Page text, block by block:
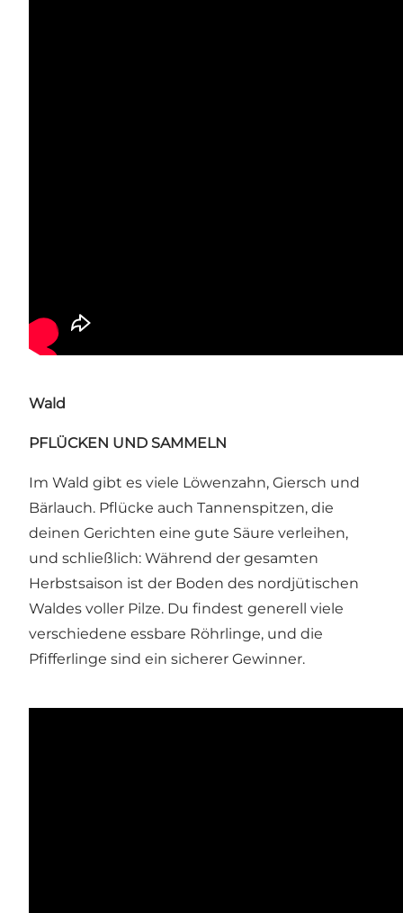
Wald
PFLÜCKEN UND SAMMELN
Im Wald gibt es viele Löwenzahn, Giersch und
Bärlauch. Pflücke auch Tannenspitzen, die
deinen Gerichten eine gute Säure verleihen,
und schließlich: Während der gesamten
Herbstsaison ist der Boden des nordjütischen
Waldes voller Pilze. Du findest generell viele
verschiedene essbare Röhrlinge, und die
Pfifferlinge sind ein sicherer Gewinner.